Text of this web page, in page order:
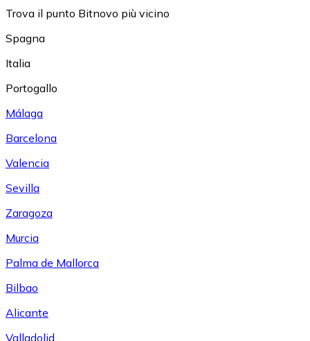
Trova il punto Bitnovo più vicino
Spagna
Italia
Portogallo
Málaga
Barcelona
Valencia
Sevilla
Zaragoza
Murcia
Palma de Mallorca
Bilbao
Alicante
Valladolid